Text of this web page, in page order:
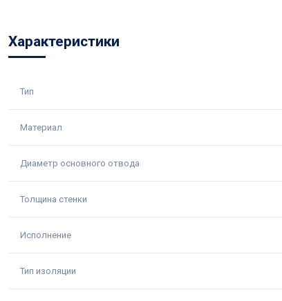
Характеристики
Тип
Материал
Диаметр основного отвода
Толщина стенки
Исполнение
Тип изоляции